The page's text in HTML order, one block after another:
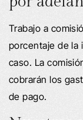
Trabajo a
porcentaje de la
caso. La
cobrarán los
de pago.